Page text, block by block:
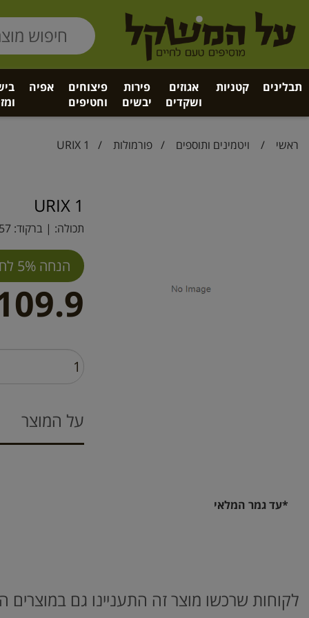
תבלינים קטניות
אגוזים
ושקדים
פירות
יבשים
פיצוחים
וחטיפים
אפיה
ראשי / ויטמינים ותוספים / פורמולות / URIX 1
URIX 1
תכולה: | ברקוד:
הנחה 5% לחברי מועדון
על המוצר
*עד גמר המלאי
לקוחות שרכשו מוצר זה התעניינו גם במוצרים